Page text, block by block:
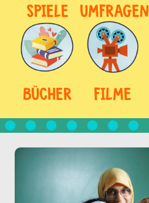
SPIELE UMFRAGEN
BÜCHER FILME